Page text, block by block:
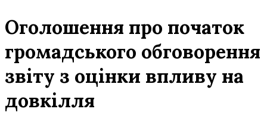
Оголошення про початок
громадського обговорення
звіту з оцінки впливу на
довкілля